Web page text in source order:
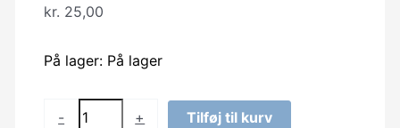
kr. 25,00
På lager: På lager
- +
Tilføj til kurv